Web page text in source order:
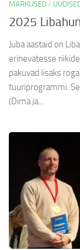
MÄRKUSED /
2025
Juba aastaid on
erinevatesse
pakuvad lisaks
tuuriprogrammi.
(Dima ja...